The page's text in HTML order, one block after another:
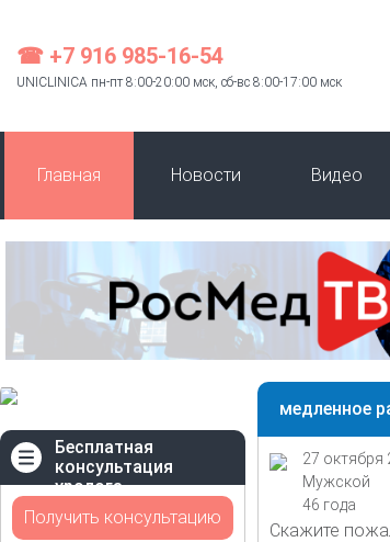
☎ +7 916 985-16-54
UNICLINICA пн-пт 8:00-20:00 мск, сб-вс 8:00-17:00 мск
Главная Новости Видео
Бесплатная
консультация
уролога
Получить консультацию
медленное
27 октября
Мужской
46 года
Скажите